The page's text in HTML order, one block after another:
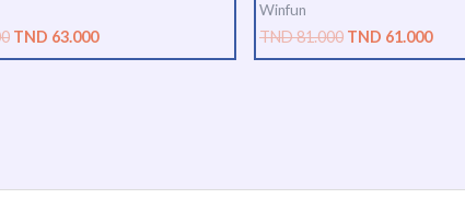
TND 63.000
Winfun
TND81.000 TND 61.000